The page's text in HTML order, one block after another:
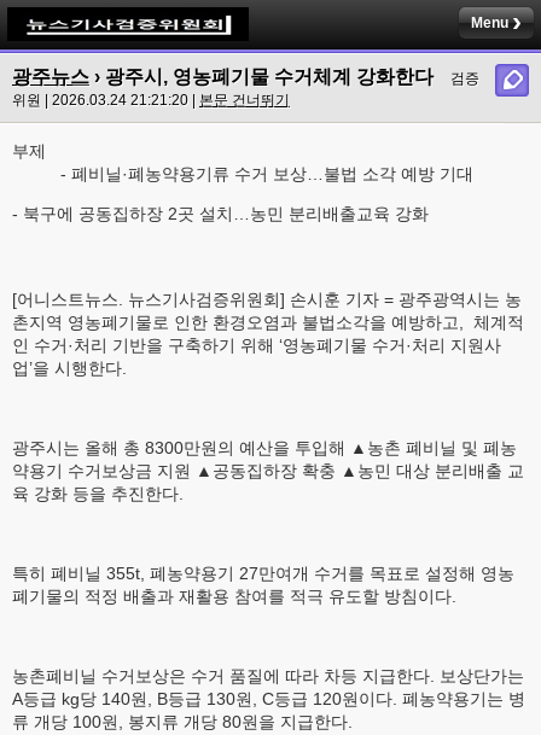
Menu
광주뉴스 › 광주시, 영농폐기물 수거체계 강화한다
검증
위원 | 2026.03.24 21:21:20 | 본문 건너뛰기
부제
- 폐비닐·폐농약용기류 수거 보상…불법 소각 예방 기대
- 북구에 공동집하장 2곳 설치…농민 분리배출교육 강화
[어니스트뉴스. 뉴스기사검증위원회] 손시훈 기자 = 광주광역시는 농
촌지역 영농폐기물로 인한 환경오염과 불법소각을 예방하고, 체계적
인 수거·처리 기반을 구축하기 위해 ‘영농폐기물 수거·처리 지원사
업’을 시행한다.
광주시는 올해 총 8300만원의 예산을 투입해 ▲농촌 폐비닐 및 폐농
약용기 수거보상금 지원 ▲공동집하장 확충 ▲농민 대상 분리배출 교
육 강화 등을 추진한다.
특히 폐비닐 355t, 폐농약용기 27만여개 수거를 목표로 설정해 영농
폐기물의 적정 배출과 재활용 참여를 적극 유도할 방침이다.
농촌폐비닐 수거보상은 수거 품질에 따라 차등 지급한다. 보상단가는
A등급 kg당 140원, B등급 130원, C등급 120원이다. 폐농약용기는 병
류 개당 100원, 봉지류 개당 80원을 지급한다.